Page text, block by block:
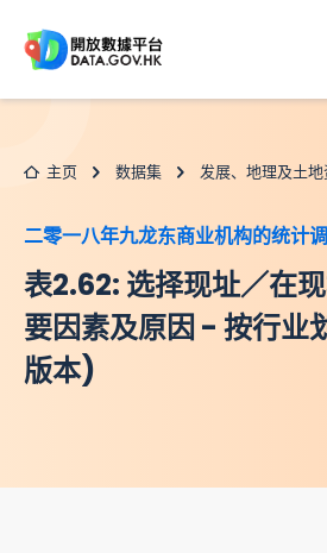
主页 数据集 发展、地理及土
二零一八年九龙东商业机构的统计
表2.62: 选择现址／在
要因素及原因 - 按行业
版本)